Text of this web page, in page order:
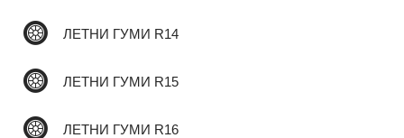
ЛЕТНИ ГУМИ R14
ЛЕТНИ ГУМИ R15
ЛЕТНИ ГУМИ R16